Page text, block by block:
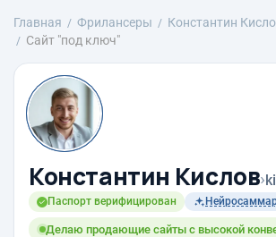
Главная Фрилансеры Константин
Сайт "под ключ"
Константин Кислов›
Паспорт верифицирован
Делаю продающие сайты с высокой